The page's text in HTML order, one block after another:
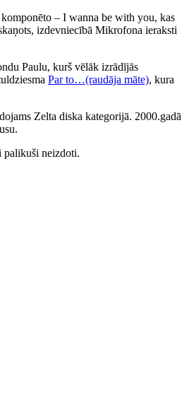
– I wanna be with you, kas
izdevniecībā Mikrofona ieraksti
Paulu, kurš vēlāk izrādījās
Par to…(raudāja māte), kura
Zelta diska kategorijā. 2000.gadā
palikuši neizdoti.